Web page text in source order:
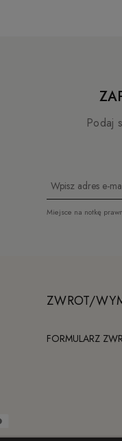
Podaj
Miejsce na notkę
ZWROT/
FORMULARZ